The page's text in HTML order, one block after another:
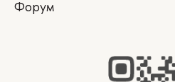
Форум